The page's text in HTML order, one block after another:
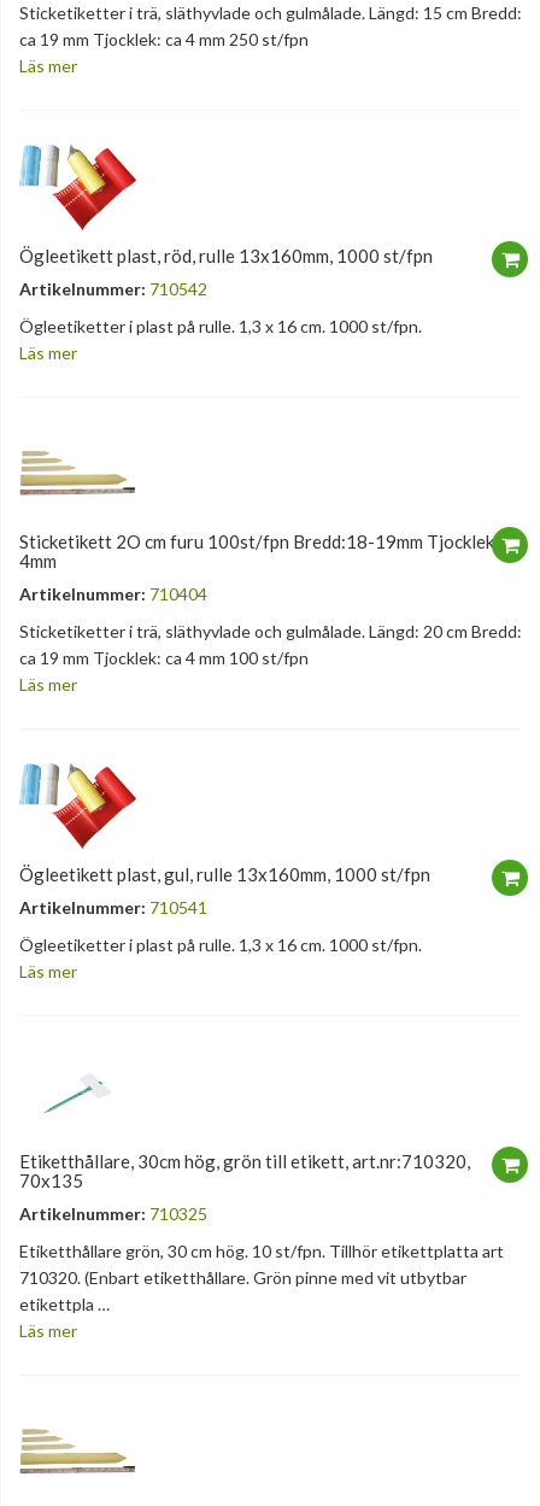
Sticketiketter i trä, släthyvlade och gulmålade. Längd: 15 cm Bredd:
ca 19 mm Tjocklek: ca 4 mm 250 st/fpn
Läs mer
Ögleetikett plast, röd, rulle 13x160mm, 1000 st/fpn
Artikelnummer: 710542
Ögleetiketter i plast på rulle. 1,3 x 16 cm. 1000 st/fpn.
Läs mer
Sticketikett 2O cm furu 100st/fpn Bredd:18-19mm Tjocklek: 3-
4mm
Artikelnummer: 710404
Sticketiketter i trä, släthyvlade och gulmålade. Längd: 20 cm Bredd:
ca 19 mm Tjocklek: ca 4 mm 100 st/fpn
Läs mer
Ögleetikett plast, gul, rulle 13x160mm, 1000 st/fpn
Artikelnummer: 710541
Ögleetiketter i plast på rulle. 1,3 x 16 cm. 1000 st/fpn.
Läs mer
Etiketthållare, 30cm hög, grön till etikett, art.nr:710320,
70x135
Artikelnummer: 710325
Etiketthållare grön, 30 cm hög. 10 st/fpn. Tillhör etikettplatta art
710320. (Enbart etiketthållare. Grön pinne med vit utbytbar
etikettpla …
Läs mer